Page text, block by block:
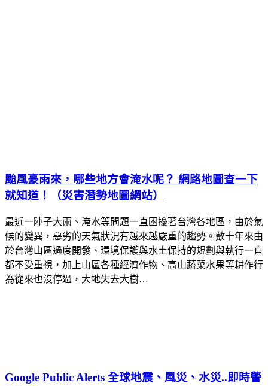
颱風豪雨來，哪些地方會淹水呢？ 網路地圖查一下
就知道！（災害潛勢地圖網站）
最近一陣子大雨、淹水等問題一直困擾著台灣各地區，由於氣
候的變異，惡劣的天氣狀況有越來越嚴重的趨勢。數十年來由
於台灣山區過度開發、環境保護與水土保持的規劃與執行一直
都不受重視，加上山區各種經濟作物、高山蔬菜水果等耕作行
為從來也沒停過，大地失去大樹…
Google Public Alerts 全球地震、風災、水災..即時警